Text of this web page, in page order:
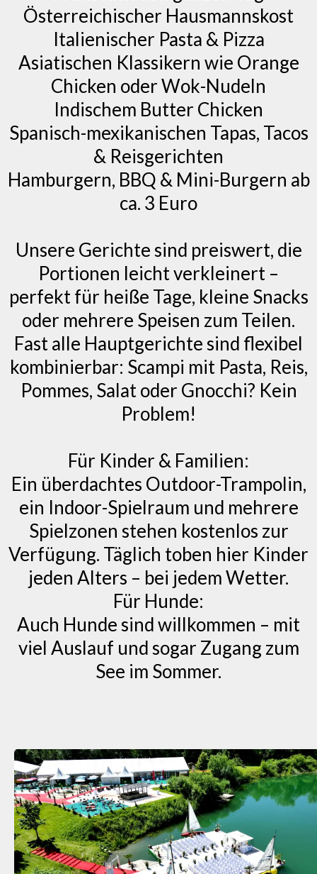
Österreichischer Hausmannskost
Italienischer Pasta & Pizza
Asiatischen Klassikern wie Orange
Chicken oder Wok-Nudeln
Indischem Butter Chicken
Spanisch-mexikanischen Tapas, Tacos
& Reisgerichten
Hamburgern, BBQ & Mini-Burgern ab
ca. 3 Euro
Unsere Gerichte sind preiswert, die
Portionen leicht verkleinert –
perfekt für heiße Tage, kleine Snacks
oder mehrere Speisen zum Teilen.
Fast alle Hauptgerichte sind flexibel
kombinierbar: Scampi mit Pasta, Reis,
Pommes, Salat oder Gnocchi? Kein
Problem!
Für Kinder & Familien:
Ein überdachtes Outdoor-Trampolin,
ein Indoor-Spielraum und mehrere
Spielzonen stehen kostenlos zur
Verfügung. Täglich toben hier Kinder
jeden Alters – bei jedem Wetter.
Für Hunde:
Auch Hunde sind willkommen – mit
viel Auslauf und sogar Zugang zum
See im Sommer.